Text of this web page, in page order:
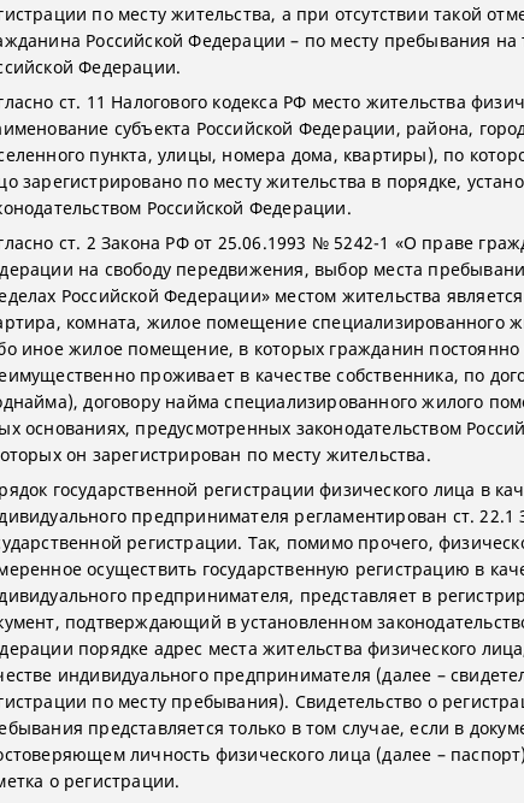
по месту жительства, а при отсутствии такой
Российской Федерации – по месту пребывания на
Федерации.
ст. 11 Налогового кодекса РФ место жительства
субъекта Российской Федерации, района,
пункта, улицы, номера дома, квартиры), по
зарегистрировано по месту жительства в порядке,
Российской Федерации.
ст. 2 Закона РФ от 25.06.1993 № 5242-1 «О праве
на свободу передвижения, выбор места
Российской Федерации» местом жительства
комната, жилое помещение специализированного
иное жилое помещение, в которых гражданин постоянно
проживает в качестве собственника, по
договору найма специализированного жилого
основаниях, предусмотренных законодательством
он зарегистрирован по месту жительства.
государственной регистрации физического лица в
предпринимателя регламентирован ст. 22.1
регистрации. Так, помимо прочего,
осуществить государственную регистрацию в
предпринимателя, представляет в
подтверждающий в установленном
порядке адрес места жительства физического
индивидуального предпринимателя (далее –
по месту пребывания). Свидетельство о
представляется только в том случае, если в
личность физического лица (далее –
о регистрации.